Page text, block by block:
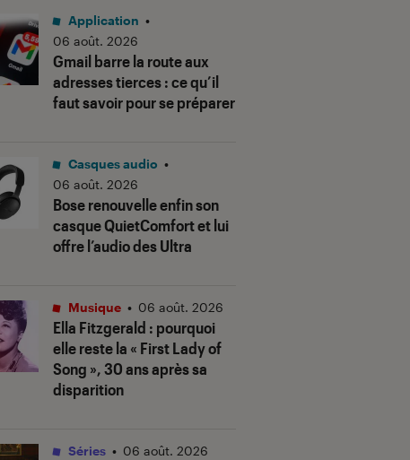
Gmail barre la route aux
adresses tierces : ce qu’il
faut savoir pour se préparer
Application •
06 août. 2026
Bose renouvelle enfin son
casque QuietComfort et lui
offre l’audio des Ultra
Casques audio •
06 août. 2026
Ella Fitzgerald : pourquoi
elle reste la « First Lady of
Song », 30 ans après sa
disparition
Musique • 06 août. 2026
Séries • 06 août. 2026